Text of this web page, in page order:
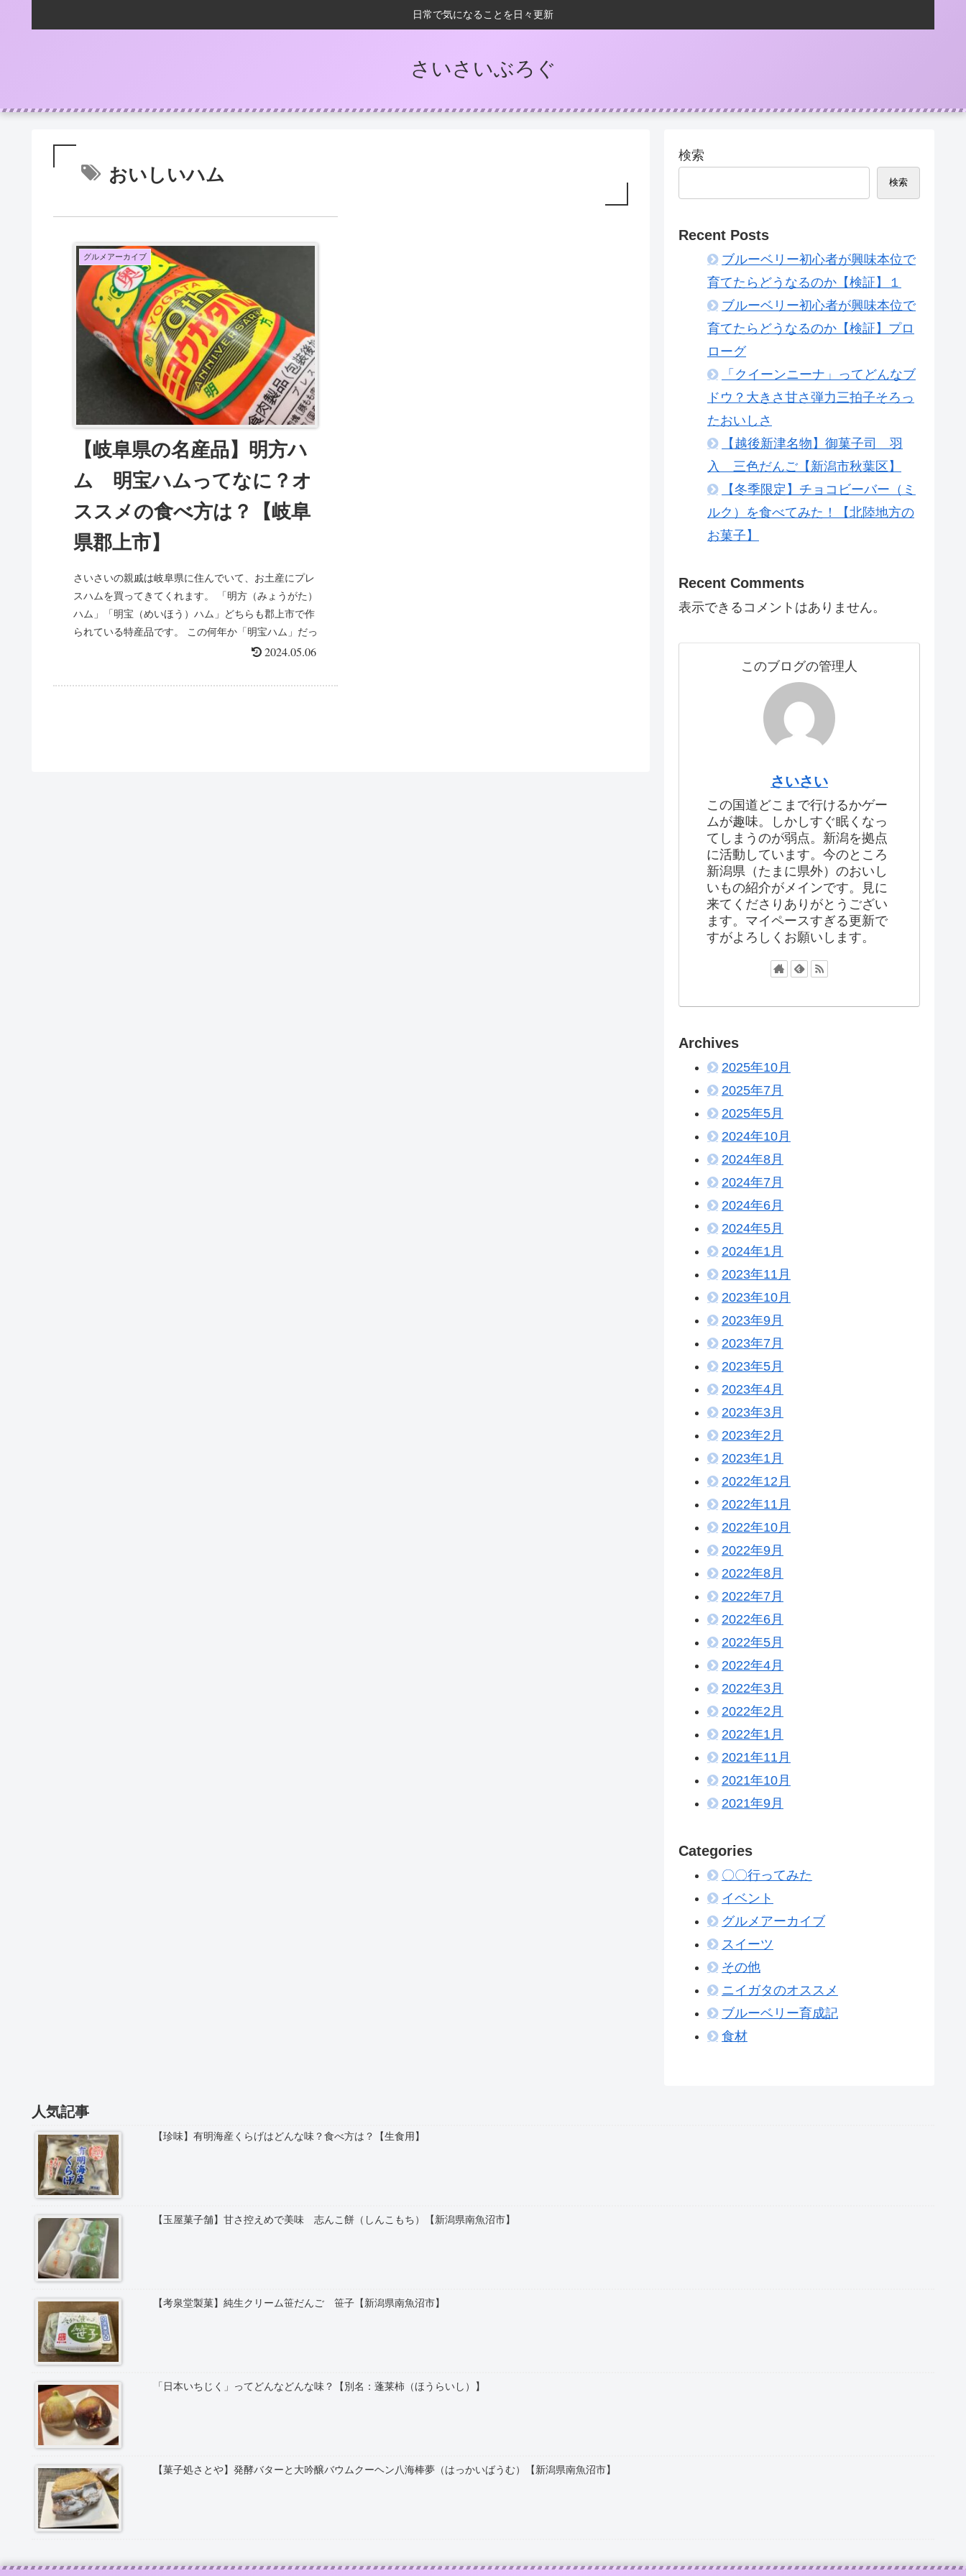
日常で気になることを日々更新
さいさいぶろぐ
おいしいハム
グルメアーカイブ
【岐阜県の名産品】明方ハ
ム 明宝ハムってなに？オ
ススメの食べ方は？【岐阜
県郡上市】
さいさいの親戚は岐阜県に住んでいて、お土産にプレ
スハムを買ってきてくれます。 「明方（みょうがた）
ハム」「明宝（めいほう）ハム」どちらも郡上市で作
られている特産品です。 この何年か「明宝ハム」だっ
2024.05.06
検索
検索
Recent Posts
ブルーベリー初心者が興味本位で
育てたらどうなるのか【検証】１
ブルーベリー初心者が興味本位で
育てたらどうなるのか【検証】プロ
ローグ
「クイーンニーナ」ってどんなブ
ドウ？大きさ甘さ弾力三拍子そろっ
たおいしさ
【越後新津名物】御菓子司 羽
入 三色だんご【新潟市秋葉区】
【冬季限定】チョコビーバー（ミ
ルク）を食べてみた！【北陸地方の
お菓子】
Recent Comments
表示できるコメントはありません。
このブログの管理人
さいさい
この国道どこまで行けるかゲー
ムが趣味。しかしすぐ眠くなっ
てしまうのが弱点。新潟を拠点
に活動しています。今のところ
新潟県（たまに県外）のおいし
いもの紹介がメインです。見に
来てくださりありがとうござい
ます。マイペースすぎる更新で
すがよろしくお願いします。
Archives
2025年10月
2025年7月
2025年5月
2024年10月
2024年8月
2024年7月
2024年6月
2024年5月
2024年1月
2023年11月
2023年10月
2023年9月
2023年7月
2023年5月
2023年4月
2023年3月
2023年2月
2023年1月
2022年12月
2022年11月
2022年10月
2022年9月
2022年8月
2022年7月
2022年6月
2022年5月
2022年4月
2022年3月
2022年2月
2022年1月
2021年11月
2021年10月
2021年9月
Categories
〇〇行ってみた
イベント
グルメアーカイブ
スイーツ
その他
ニイガタのオススメ
ブルーベリー育成記
食材
人気記事
【珍味】有明海産くらげはどんな味？食べ方は？【生食用】
【玉屋菓子舗】甘さ控えめで美味 志んこ餅（しんこもち）【新潟県南魚沼市】
【考泉堂製菓】純生クリーム笹だんご 笹子【新潟県南魚沼市】
「日本いちじく」ってどんなどんな味？【別名：蓬莱柿（ほうらいし）】
【菓子処さとや】発酵バターと大吟醸バウムクーヘン八海棒夢（はっかいばうむ）【新潟県南魚沼市】